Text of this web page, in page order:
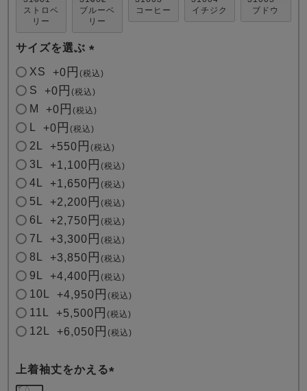
売れ筋ランキング
- Item Ranking -
すべてのデザインのパジャマ一覧はこちら
ストロベ
リー
ブルーベ
リー
コーヒー
イチジク
ブドウ
サイズを選ぶ
(
)
XS +0 税込
S +0 税込
M +0 税込
+0 税込
2L +550 税込
3L +1,100 税込
4L +1,650 税込
5L +2,200 税込
6L +2,750 税込
7L +3,300 税込
8L +3,850 税込
9L +4,400 税込
10L +4,950 税込
11L +5,500 税込
12L +6,050 税込
上着袖丈をかえる